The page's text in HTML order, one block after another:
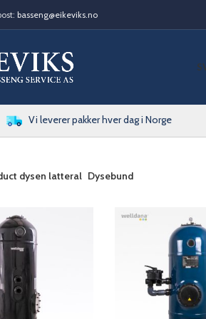
basseng@eikeviks.no
Vi leverer pakker hver dag i Norge
dysen latteral Dysebund